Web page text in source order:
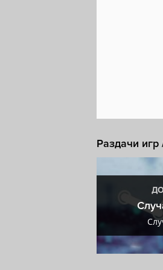
Раздачи игр